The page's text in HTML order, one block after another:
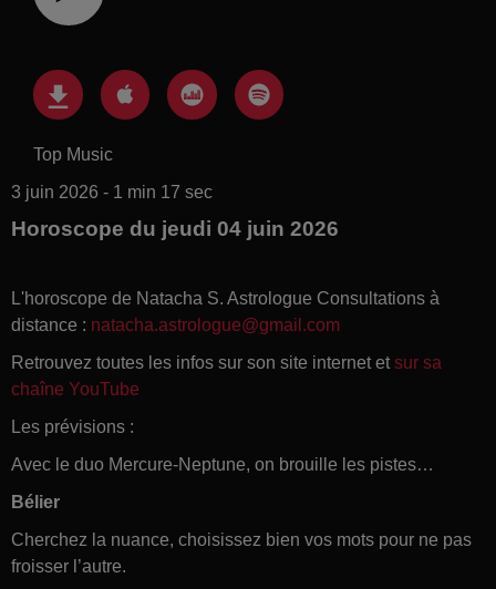
Top Music
3 juin 2026 - 1 min 17 sec
Horoscope du jeudi 04 juin 2026
L'horoscope de Natacha S. Astrologue Consultations à
distance : natacha.astrologue@gmail.com
Retrouvez toutes les infos sur son site internet et sur sa
chaîne YouTube
Les prévisions :
Avec le duo Mercure-Neptune, on brouille les pistes…
Bélier
Cherchez la nuance, choisissez bien vos mots pour ne pas
froisser l’autre.